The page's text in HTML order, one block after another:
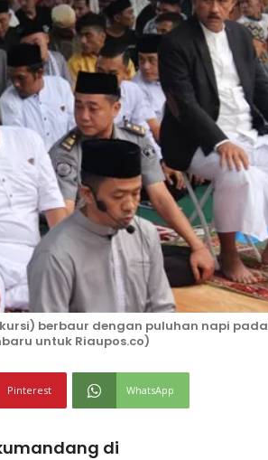
berbaur dengan puluhan napi pada
untuk Riaupos.co)
Pinterest WhatsApp
di